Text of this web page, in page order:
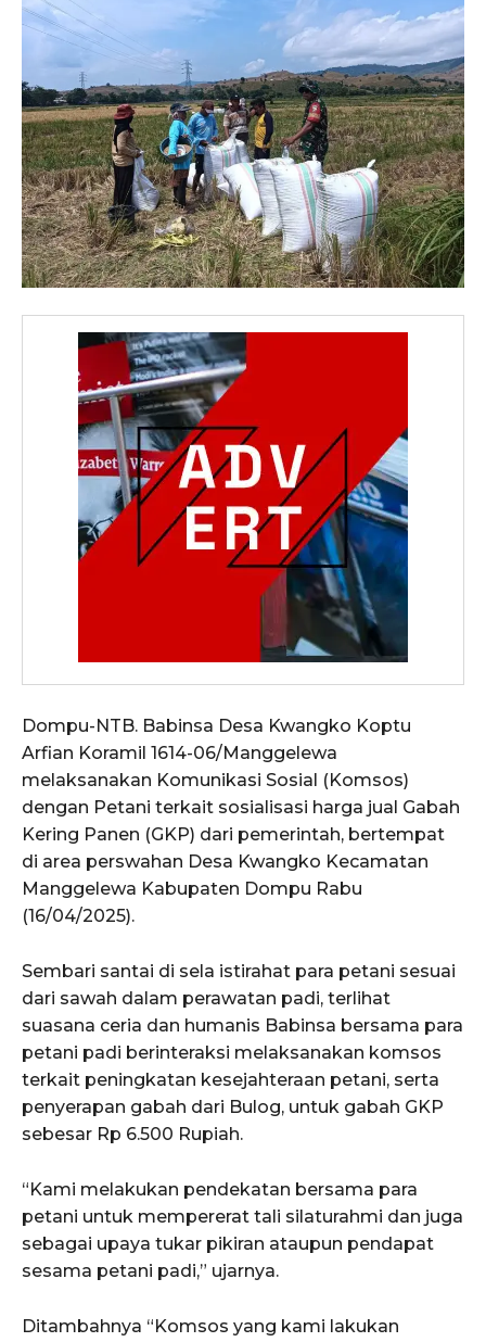
Dompu-NTB. Babinsa Desa Kwangko Koptu
Arfian Koramil 1614-06/Manggelewa
melaksanakan Komunikasi Sosial (Komsos)
dengan Petani terkait sosialisasi harga jual Gabah
Kering Panen (GKP) dari pemerintah, bertempat
di area perswahan Desa Kwangko Kecamatan
Manggelewa Kabupaten Dompu Rabu
(16/04/2025).
Sembari santai di sela istirahat para petani sesuai
dari sawah dalam perawatan padi, terlihat
suasana ceria dan humanis Babinsa bersama para
petani padi berinteraksi melaksanakan komsos
terkait peningkatan kesejahteraan petani, serta
penyerapan gabah dari Bulog, untuk gabah GKP
sebesar Rp 6.500 Rupiah.
“Kami melakukan pendekatan bersama para
petani untuk mempererat tali silaturahmi dan juga
sebagai upaya tukar pikiran ataupun pendapat
sesama petani padi,” ujarnya.
Ditambahnya “Komsos yang kami lakukan